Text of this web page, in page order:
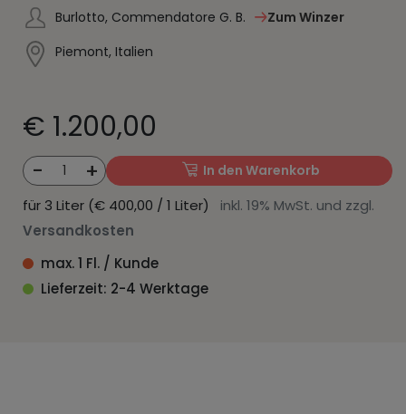
Burlotto, Commendatore G. B.
Zum Winzer
Piemont, Italien
€ 1.200,00
- 1 + In den Warenkorb
für 3 Liter (€ 400,00 / 1 Liter) inkl. 19% MwSt. und zzgl.
Versandkosten
max. 1 Fl. / Kunde
Lieferzeit: 2-4 Werktage